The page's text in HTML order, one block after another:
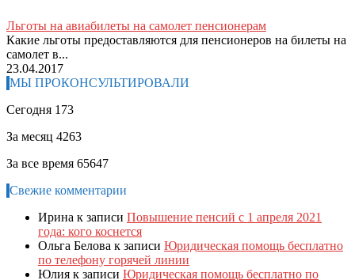
Льготы на авиабилеты на самолет пенсионерам
Какие льготы предоставляются для пенсионеров на билеты на
самолет в...
23.04.2017
МЫ ПРОКОНСУЛЬТИРОВАЛИ
Сегодня 173
За месяц 4263
За все время 65647
Свежие комментарии
Ирина к записи Повышение пенсий с 1 апреля 2021
года: кого коснется
Ольга Белова к записи Юридическая помощь бесплатно
по телефону горячей линии
Юлия к записи Юридическая помощь бесплатно по